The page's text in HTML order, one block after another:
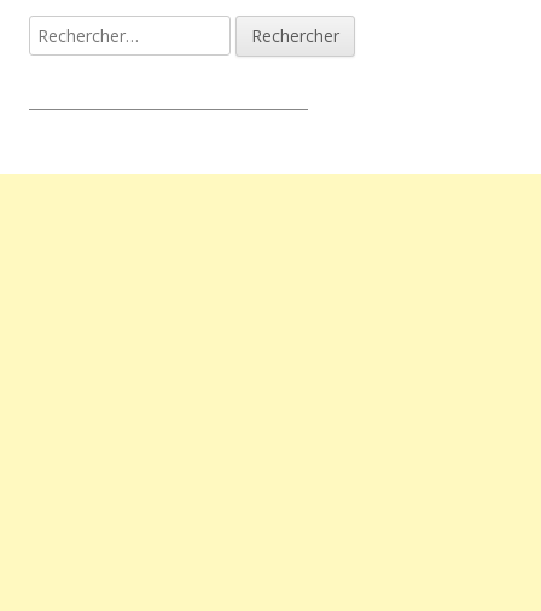
Rechercher :